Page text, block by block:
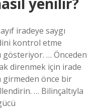
iradeye saygı
kontrol etme
gösteriyor. … Önceden
direnmek için irade
önce bir
… Bilinçaltıyla